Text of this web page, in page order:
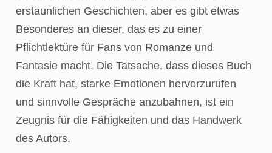
erstaunlichen Geschichten, aber es gibt etwas
Besonderes an dieser, das es zu einer
Pflichtlektüre für Fans von Romanze und
Fantasie macht. Die Tatsache, dass dieses Buch
die Kraft hat, starke Emotionen hervorzurufen
und sinnvolle Gespräche anzubahnen, ist ein
Zeugnis für die Fähigkeiten und das Handwerk
des Autors.